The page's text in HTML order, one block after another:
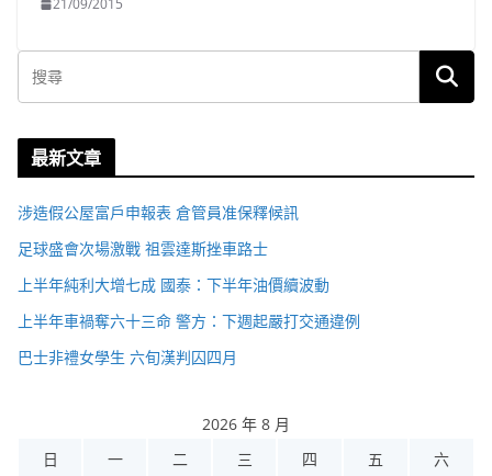
21/09/2015
最新文章
涉造假公屋富戶申報表 倉管員准保釋候訊
足球盛會次場激戰 祖雲達斯挫車路士
上半年純利大增七成 國泰：下半年油價續波動
上半年車禍奪六十三命 警方：下週起嚴打交通違例
巴士非禮女學生 六旬漢判囚四月
2026 年 8 月
日
一 二 三 四 五 六